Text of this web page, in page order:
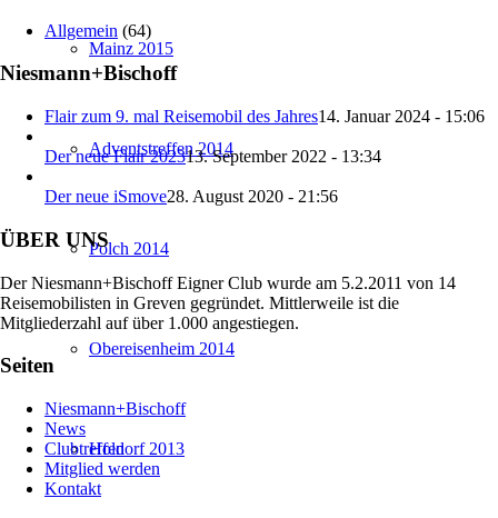
Mainz 2015
Adventstreffen 2014
Polch 2014
Obereisenheim 2014
Holdorf 2013
Allgemein (64)
Niesmann+Bischoff
Flair zum 9. mal Reisemobil des Jahres14. Januar 2024 - 15:06
Der neue Flair 202313. September 2022 - 13:34
Der neue iSmove28. August 2020 - 21:56
ÜBER UNS
Der Niesmann+Bischoff Eigner Club wurde am 5.2.2011 von 14
Reisemobilisten in Greven gegründet. Mittlerweile ist die
Mitgliederzahl auf über 1.000 angestiegen.
Seiten
Niesmann+Bischoff
News
Clubtreffen
Mitglied werden
Kontakt